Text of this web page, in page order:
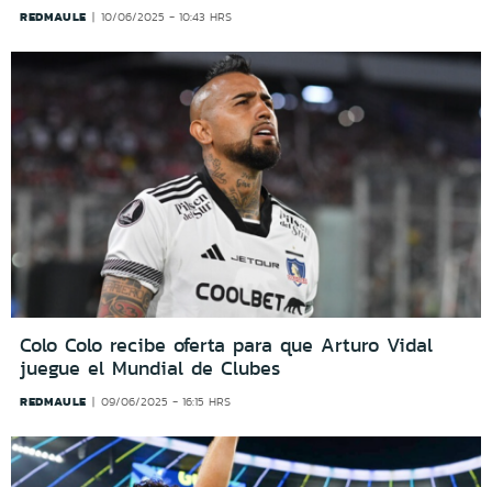
REDMAULE 10/06/2025 - 10:43 HRS
Colo Colo recibe oferta para que Arturo Vidal
juegue el Mundial de Clubes
REDMAULE 09/06/2025 - 16:15 HRS